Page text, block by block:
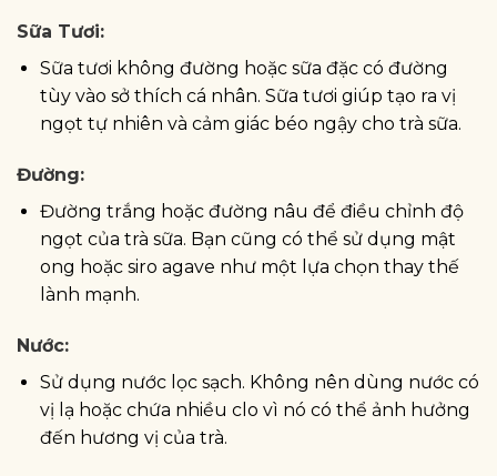
Sữa Tươi:
Sữa tươi không đường hoặc sữa đặc có đường
tùy vào sở thích cá nhân. Sữa tươi giúp tạo ra vị
ngọt tự nhiên và cảm giác béo ngậy cho trà sữa.
Đường:
Đường trắng hoặc đường nâu để điều chỉnh độ
ngọt của trà sữa. Bạn cũng có thể sử dụng mật
ong hoặc siro agave như một lựa chọn thay thế
lành mạnh.
Nước:
Sử dụng nước lọc sạch. Không nên dùng nước có
vị lạ hoặc chứa nhiều clo vì nó có thể ảnh hưởng
đến hương vị của trà.